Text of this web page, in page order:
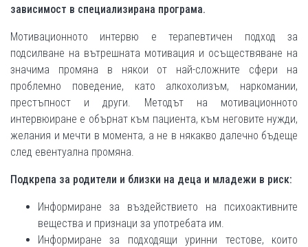
зависимост в специализирана програма.
Мотивационното интервю е терапевтичен подход за
подсилване на вътрешната мотивация и осъществяване на
значима промяна в някои от най-сложните сфери на
проблемно поведение, като алкохолизъм, наркомании,
престъпност и други. Методът на мотивационното
интервюиране е обърнат към пациента, към неговите нужди,
желания и мечти в момента, а не в някакво далечно бъдеще
след евентуална промяна.
Подкрепа за родители и близки на деца и младежи в риск:
Информиране за въздействието на психоактивните
вещества и признаци за употребата им.
Информиране за подходящи уринни тестове, които